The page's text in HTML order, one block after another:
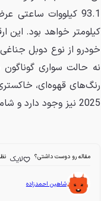
کیلومتر خواهد بود.
خودرو از نوع دوبل
رنگ‌های قهوه‌ای،
2025 نیز وجود دارد و شامل پشت آمپرهای 10.25 اینچی و دو نمایشگر با ابعاد 14.96 اینچ است.
مقاله رو دوست داشتی؟ لایک
شاهین احمدزاده